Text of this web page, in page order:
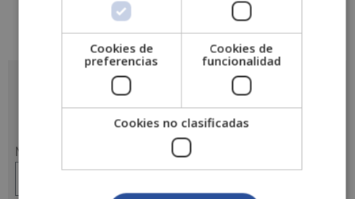
Solicita más información
Nombre
Cookies de
preferencias
Cookies de
funcionalidad
Cookies no clasificadas